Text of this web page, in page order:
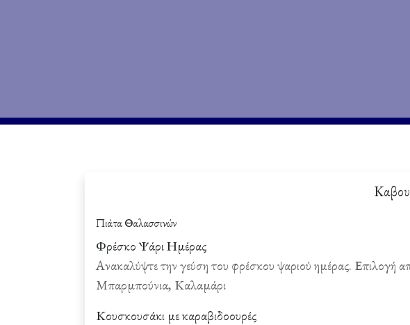
Πιάτα Θαλασσινών
Φρέσκο Ψάρι Ημέρας
Ανακαλύψτε την γεύση του φρέσκου ψαριού ημέρας.
Μπαρμπούνια, Καλαμάρι
Κουσκουσάκι με καραβιδοουρές